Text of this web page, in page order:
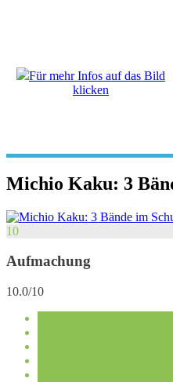
Für mehr Infos auf das Bild
klicken
Michio Kaku: 3
10
Aufmachung
10.0/10